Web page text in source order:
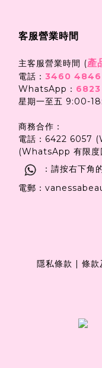
客服營業時間
主客服營業時間 (產
電話： 3460 4846
WhatsApp：
星期一至五 9:00-
商務合作：
電話：6422 6057
(WhatsApp 有限度
：請按右下角
電郵：
隱私條款 | 條款